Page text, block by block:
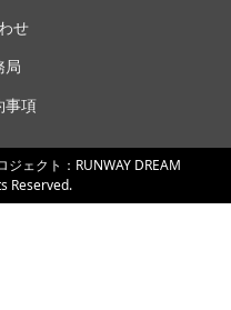
せ
局
事項
ェクト：RUNWAY DREAM
Reserved.